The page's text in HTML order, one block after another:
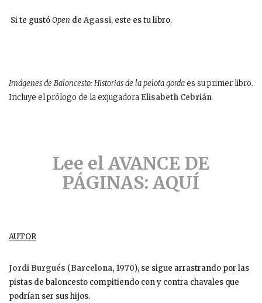
Si te gustóOpen deAgassi, este es tu libro.
Imágenes de Baloncesto: Historias de la pelota gordaes su primer libro.
Incluye el prólogo de la exjugadora Elisabeth Cebrián
Lee el AVANCE DE
PÁGINAS: AQUÍ
AUTOR
Jordi Burgués (Barcelona, 1970), se sigue arrastrando por las
pistas de baloncesto compitiendo con y contra chavales que
podrían ser sus hijos.